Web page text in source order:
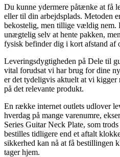
Du kunne ydermere påtænke at få
eller til din arbejdsplads. Metoden
bekostelig, men tillige vældig nem.
unægtelig selv at hente pakken,
fysisk befinder dig i kort afstand af
Leveringsdygtigheden på Dele til
vital forudsat vi har brug for dine
er det tydeligvis aktuelt at vi
på det relevante produkt.
En række internet outlets udlover
hverdag på mange varenumre,
Series Guitar Neck Plate, som
bestilles tidligere end et aftalt
sikkerhed kan nå at få bestillingen
tager hjem.